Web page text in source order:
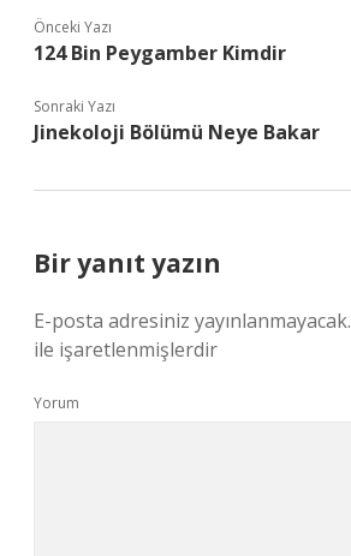
Önceki Yazı
124 Bin Peygamber Kimdir
Sonraki Yazı
Jinekoloji Bölümü Neye Bakar
Bir yanıt yazın
E-posta adresiniz yayınlanmayacak.
ile işaretlenmişlerdir
Yorum